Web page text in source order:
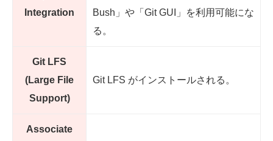
Integration
Bush」や「Git GUI」を利用可能にな
る。
Git LFS
(Large File
Support)
Git LFS がインストールされる。
Associate